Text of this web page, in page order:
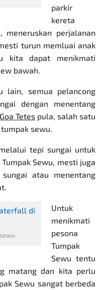
parkir
kereta
perjalanan
turun memluai anak
kita dapat menikmati
bawah.
lain, semua pelancong
dengan menentang
Goa Tetes pula, salah satu
sewu.
tepi sungai untuk
Sewu, mesti juga
atau menentang
Untuk
menikmati
pesona
Tumpak
Sewu tentu
matang dan kita perlu
Sewu sangat berbeda